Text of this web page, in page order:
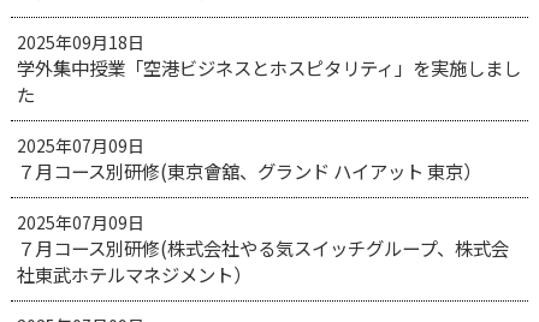
2025年09月18日
学外集中授業「空港ビジネスとホスピタリティ」を実施しまし
た
2025年07月09日
７月コース別研修(東京會舘、グランド ハイアット 東京）
2025年07月09日
７月コース別研修(株式会社やる気スイッチグループ、株式会
社東武ホテルマネジメント）